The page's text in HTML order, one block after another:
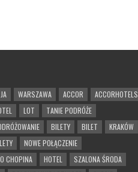
WARSZAWA ACCOR
ACCORHOTELS
LOT
TANIE PODRÓŻE
BILETY BILET
KRAKÓW
NOWE POŁĄCZENIE
CHOPINA
HOTEL
SZALONA ŚRODA